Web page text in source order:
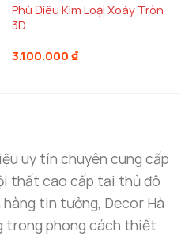
chân đá cẩm thạch
Phù Điêu Kim Loại Xoáy Tròn
3D
3.100.000 ₫
uy tín chuyên cung cấp
thất cao cấp tại thủ đô
tin tưởng, Decor Hà
trong phong cách thiết